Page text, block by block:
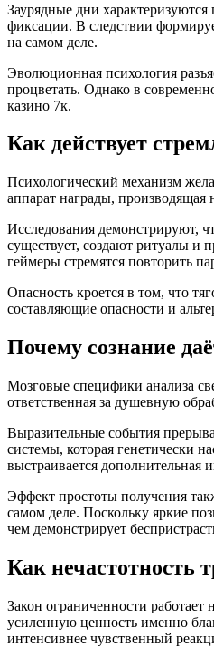
Заурядные дни
фиксации. В следствии
на самом деле.
Эволюционная психология
процветать. Однако в
казино 7к.
Как действует
Психологический механизм
аппарат награды, производящая
Исследования демонстрируют,
существует, создают ритуалы и
геймеры стремятся повторить
Опасность кроется в том, что
составляющие опасности и
Почему сознание
Мозговые специфики анализа
ответственная за душевную
Выразительные события
системы, которая генетически
выстраивается дополнительная
Эффект простоты получения
самом деле. Поскольку яркие
чем демонстрирует
Как нечастотность
Закон ограниченности
усиленную ценность именно
интенсивнее чувственный